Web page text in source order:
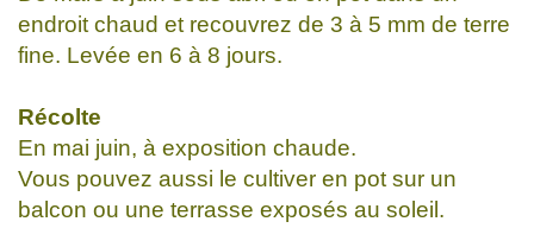
endroit chaud et recouvrez de 3 à 5 mm de terre
fine. Levée en 6 à 8 jours.
Récolte
En mai juin, à exposition chaude.
Vous pouvez aussi le cultiver en pot sur un
balcon ou une terrasse exposés au soleil.